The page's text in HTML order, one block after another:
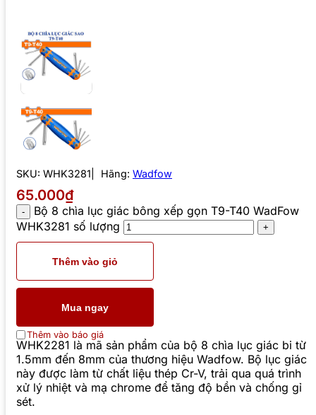
SKU: WHK3281 Hãng: Wadfow
65.000₫
Bộ 8 chìa lục giác bông xếp gọn T9-T40 WadFow
WHK3281 số lượng
Thêm vào giỏ
Mua ngay
Thêm vào báo giá
WHK2281 là mã sản phẩm của bộ 8 chìa lục giác bi từ
1.5mm đến 8mm của thương hiệu Wadfow. Bộ lục giác
này được làm từ chất liệu thép Cr-V, trải qua quá trình
xử lý nhiệt và mạ chrome để tăng độ bền và chống gỉ
sét.